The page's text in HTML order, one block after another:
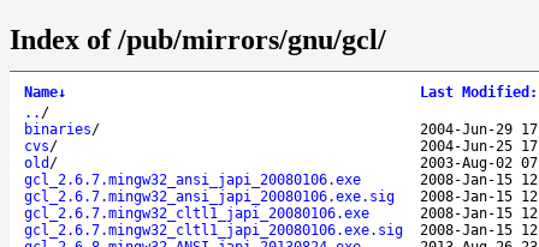
Index of /pub/mirrors/gnu/gcl/
Name↓ Last Modified :
.. /
binaries/
2004-Jun-29
cvs/
2004-Jun-25
old /
2003-Aug-02
gcl_2.6.7.mingw32_ansi_japi_20080106.exe
2008-Jan-15
gcl_2.6.7.mingw32_ansi_japi_20080106.exe.sig
2008-Jan-15
gcl_2.6.7.mingw32_cltl1_japi_20080106.exe
2008-Jan-15
gcl_2.6.7.mingw32_cltl1_japi_20080106.exe.sig
2008-Jan-15